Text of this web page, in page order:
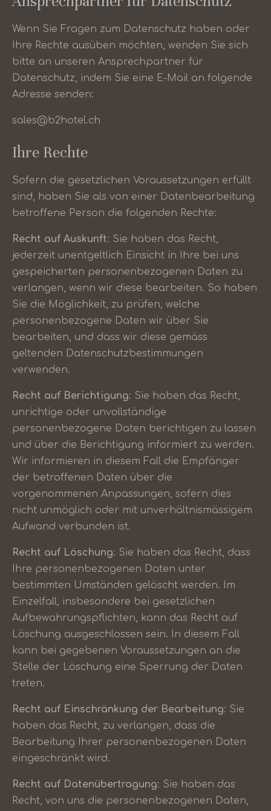
Wenn Sie Fragen zum Datenschutz haben oder
Ihre Rechte ausüben möchten, wenden Sie sich
bitte an unseren Ansprechpartner für
Datenschutz, indem Sie eine E-Mail an folgende
Adresse senden:
sales@b2hotel.ch
Ihre Rechte
Sofern die gesetzlichen Voraussetzungen erfüllt
sind, haben Sie als von einer Datenbearbeitung
betroffene Person die folgenden Rechte:
Recht auf Auskunft: Sie haben das Recht,
jederzeit unentgeltlich Einsicht in Ihre bei uns
gespeicherten personenbezogenen Daten zu
verlangen, wenn wir diese bearbeiten. So haben
Sie die Möglichkeit, zu prüfen, welche
personenbezogene Daten wir über Sie
bearbeiten, und dass wir diese gemäss
geltenden Datenschutzbestimmungen
verwenden.
Recht auf Berichtigung: Sie haben das Recht,
unrichtige oder unvollständige
personenbezogene Daten berichtigen zu lassen
und über die Berichtigung informiert zu werden.
Wir informieren in diesem Fall die Empfänger
der betroffenen Daten über die
vorgenommenen Anpassungen, sofern dies
nicht unmöglich oder mit unverhältnismässigem
Aufwand verbunden ist.
Recht auf Löschung: Sie haben das Recht, dass
Ihre personenbezogenen Daten unter
bestimmten Umständen gelöscht werden. Im
Einzelfall, insbesondere bei gesetzlichen
Aufbewahrungspflichten, kann das Recht auf
Löschung ausgeschlossen sein. In diesem Fall
kann bei gegebenen Voraussetzungen an die
Stelle der Löschung eine Sperrung der Daten
treten.
Recht auf Einschränkung der Bearbeitung: Sie
haben das Recht, zu verlangen, dass die
Bearbeitung Ihrer personenbezogenen Daten
eingeschränkt wird.
Recht auf Datenübertragung: Sie haben das
Recht, von uns die personenbezogenen Daten,